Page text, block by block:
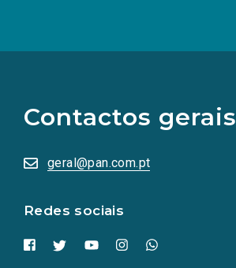
Contactos gerais
geral@pan.com.pt
Redes sociais
redes
sociais
numa
nova